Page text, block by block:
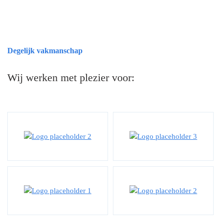
Degelijk vakmanschap
Wij werken met plezier voor: